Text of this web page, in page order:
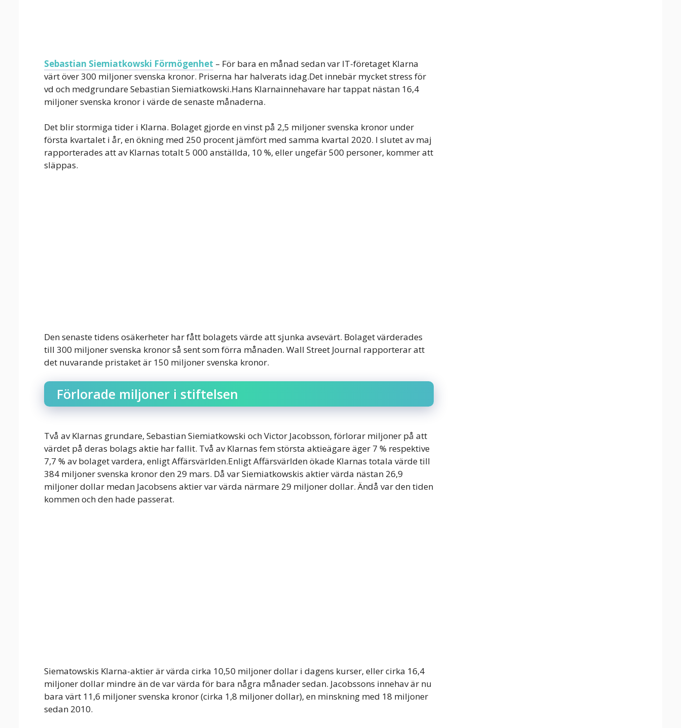
Sebastian Siemiatkowski Förmögenhet – För bara en månad sedan var IT-företaget Klarna
värt över 300 miljoner svenska kronor. Priserna har halverats idag.Det innebär mycket stress för
vd och medgrundare Sebastian Siemiatkowski.Hans Klarnainnehavare har tappat nästan 16,4
miljoner svenska kronor i värde de senaste månaderna.
Det blir stormiga tider i Klarna. Bolaget gjorde en vinst på 2,5 miljoner svenska kronor under
första kvartalet i år, en ökning med 250 procent jämfört med samma kvartal 2020. I slutet av maj
rapporterades att av Klarnas totalt 5 000 anställda, 10 %, eller ungefär 500 personer, kommer att
släppas.
Den senaste tidens osäkerheter har fått bolagets värde att sjunka avsevärt. Bolaget värderades
till 300 miljoner svenska kronor så sent som förra månaden. Wall Street Journal rapporterar att
det nuvarande pristaket är 150 miljoner svenska kronor.
Förlorade miljoner i stiftelsen
Två av Klarnas grundare, Sebastian Siemiatkowski och Victor Jacobsson, förlorar miljoner på att
värdet på deras bolags aktie har fallit. Två av Klarnas fem största aktieägare äger 7 % respektive
7,7 % av bolaget vardera, enligt Affärsvärlden.Enligt Affärsvärlden ökade Klarnas totala värde till
384 miljoner svenska kronor den 29 mars. Då var Siemiatkowskis aktier värda nästan 26,9
miljoner dollar medan Jacobsens aktier var värda närmare 29 miljoner dollar. Ändå var den tiden
kommen och den hade passerat.
Siematowskis Klarna-aktier är värda cirka 10,50 miljoner dollar i dagens kurser, eller cirka 16,4
miljoner dollar mindre än de var värda för bara några månader sedan. Jacobssons innehav är nu
bara värt 11,6 miljoner svenska kronor (cirka 1,8 miljoner dollar), en minskning med 18 miljoner
sedan 2010.